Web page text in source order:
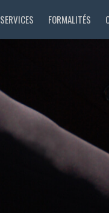
SERVICES FORMALITÉS